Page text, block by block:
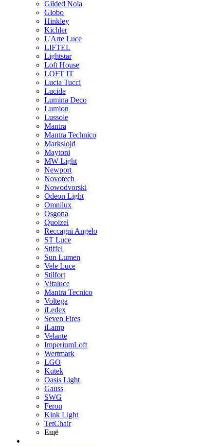
Gilded Nola
Globo
Hinkley
Kichler
L'Arte Luce
LIFTEL
Lightstar
Loft House
LOFT IT
Lucia Tucci
Lucide
Lumina Deco
Lumion
Lussole
Mantra
Mantra Technico
Markslojd
Maytoni
MW-Light
Newport
Novotech
Nowodvorski
Odeon Light
Omnilux
Osgona
Quoizel
Reccagni Angelo
ST Luce
Stiffel
Sun Lumen
Vele Luce
Stilfort
Vitaluce
Mantra Tecnico
Voltega
iLedex
Seven Fires
iLamp
Velante
ImperiumLoft
Wertmark
LGO
Kutek
Oasis Light
Gauss
SWG
Feron
Kink Light
TetСhair
Ещё